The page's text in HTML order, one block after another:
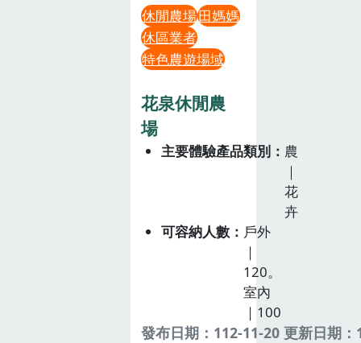
休閒農場田媽媽
休區業者
特色農遊場域
花泉休閒農
場
主要體驗產品類別
農
｜
花
卉
可容納人數
戶外
｜
120。
室內
｜100
發布日期：112-11-20 更新日期